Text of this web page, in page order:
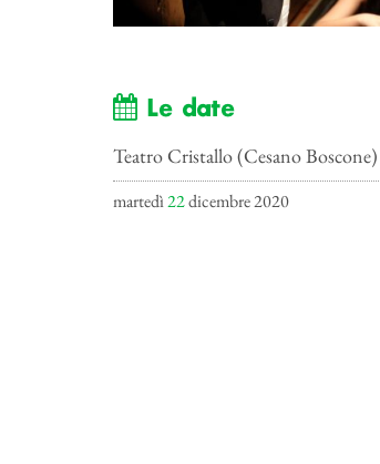
Le date
Teatro Cristallo (Cesano Boscone)
martedì22dicembre 2020